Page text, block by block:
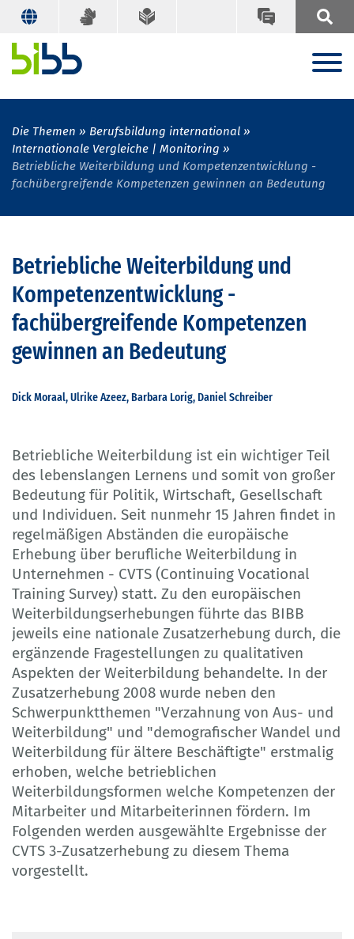
Die Themen
Berufsbildung international
Internationale Vergleiche | Monitoring
Betriebliche Weiterbildung und Kompetenzentwicklung -
fachübergreifende Kompetenzen gewinnen an Bedeutung
Betriebliche Weiterbildung und
Kompetenzentwicklung -
fachübergreifende Kompetenzen
gewinnen an Bedeutung
Dick Moraal, Ulrike Azeez, Barbara Lorig, Daniel Schreiber
Betriebliche Weiterbildung ist ein wichtiger Teil
des lebenslangen Lernens und somit von großer
Bedeutung für Politik, Wirtschaft, Gesellschaft
und Individuen. Seit nunmehr 15 Jahren findet in
regelmäßigen Abständen die europäische
Erhebung über berufliche Weiterbildung in
Unternehmen - CVTS (Continuing Vocational
Training Survey) statt. Zu den europäischen
Weiterbildungserhebungen führte das BIBB
jeweils eine nationale Zusatzerhebung durch, die
ergänzende Fragestellungen zu qualitativen
Aspekten der Weiterbildung behandelte. In der
Zusatzerhebung 2008 wurde neben den
Schwerpunktthemen "Verzahnung von Aus- und
Weiterbildung" und "demografischer Wandel und
Weiterbildung für ältere Beschäftigte" erstmalig
erhoben, welche betrieblichen
Weiterbildungsformen welche Kompetenzen der
Mitarbeiter und Mitarbeiterinnen fördern. Im
Folgenden werden ausgewählte Ergebnisse der
CVTS 3-Zusatzerhebung zu diesem Thema
vorgestellt.